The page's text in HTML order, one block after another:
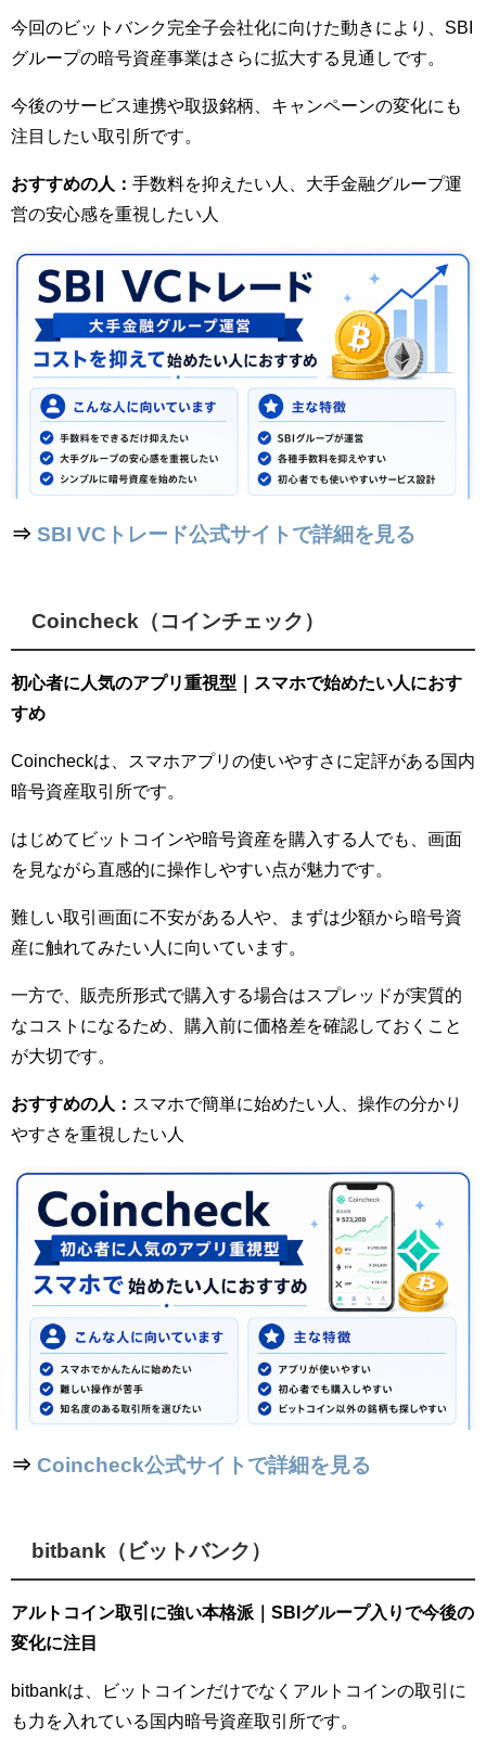
今回のビットバンク完全子会社化に向けた動きにより、SBI
グループの暗号資産事業はさらに拡大する見通しです。
今後のサービス連携や取扱銘柄、キャンペーンの変化にも
注目したい取引所です。
おすすめの人： 手数料を抑えたい人、大手金融グループ運
営の安心感を重視したい人
⇒ SBI VCトレード公式サイトで詳細を見る
Coincheck（コインチェック）
初心者に人気のアプリ重視型｜スマホで始めたい人におす
すめ
Coincheckは、スマホアプリの使いやすさに定評がある国内
暗号資産取引所です。
はじめてビットコインや暗号資産を購入する人でも、画面
を見ながら直感的に操作しやすい点が魅力です。
難しい取引画面に不安がある人や、まずは少額から暗号資
産に触れてみたい人に向いています。
一方で、販売所形式で購入する場合はスプレッドが実質的
なコストになるため、購入前に価格差を確認しておくこと
が大切です。
おすすめの人： スマホで簡単に始めたい人、操作の分かり
やすさを重視したい人
⇒ Coincheck公式サイトで詳細を見る
bitbank（ビットバンク）
アルトコイン取引に強い本格派｜SBIグループ入りで今後の
変化に注目
bitbankは、ビットコインだけでなくアルトコインの取引に
も力を入れている国内暗号資産取引所です。